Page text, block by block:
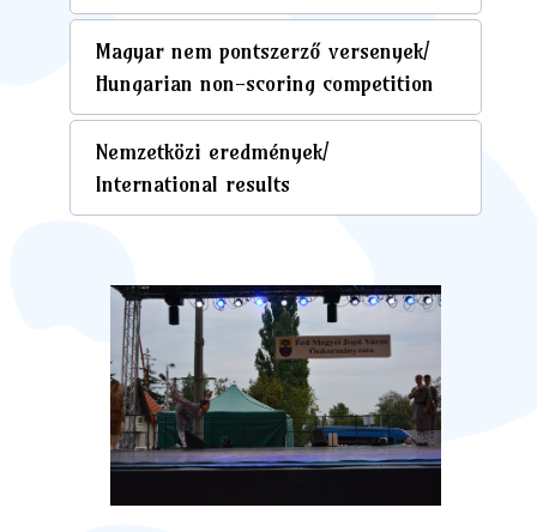
Magyar nem pontszerző versenyek/
Hungarian non-scoring competition
Nemzetközi eredmények/
International results